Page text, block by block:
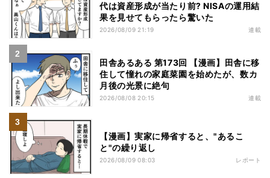
代は資産形成が当たり前? NISAの運用結
果を見せてもらったら驚いた
2026/08/09 21:19 連載
田舎あるある 第173回 【漫画】田舎に移
住して憧れの家庭菜園を始めたが、数カ
月後の光景に絶句
2026/08/08 20:15 連載
【漫画】実家に帰省すると、"あるこ
と"の繰り返し
2026/08/09 08:03 レポート